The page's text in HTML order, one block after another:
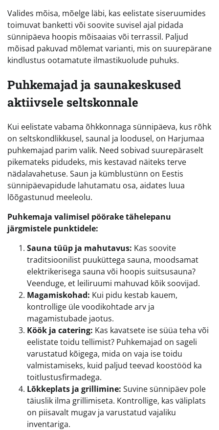
Valides mõisa, mõelge läbi, kas eelistate siseruumides
toimuvat banketti või soovite suvisel ajal pidada
sünnipäeva hoopis mõisaaias või terrassil. Paljud
mõisad pakuvad mõlemat varianti, mis on suurepärane
kindlustus ootamatute ilmastikuolude puhuks.
Puhkemajad ja saunakeskused
aktiivsele seltskonnale
Kui eelistate vabama õhkkonnaga sünnipäeva, kus rõhk
on seltskondlikkusel, saunal ja loodusel, on Harjumaa
puhkemajad parim valik. Need sobivad suurepäraselt
pikemateks pidudeks, mis kestavad näiteks terve
nädalavahetuse. Saun ja kümblustünn on Eestis
sünnipäevapidude lahutamatu osa, aidates luua
lõõgastunud meeleolu.
Puhkemaja valimisel pöörake tähelepanu
järgmistele punktidele:
Sauna tüüp ja mahutavus: Kas soovite
traditsioonilist puuküttega sauna, moodsamat
elektrikerisega sauna või hoopis suitsusauna?
Veenduge, et leiliruumi mahuvad kõik soovijad.
Magamiskohad: Kui pidu kestab kauem,
kontrollige üle voodikohtade arv ja
magamistubade jaotus.
Köök ja catering: Kas kavatsete ise süüa teha või
eelistate toidu tellimist? Puhkemajad on sageli
varustatud kõigega, mida on vaja ise toidu
valmistamiseks, kuid paljud teevad koostööd ka
toitlustusfirmadega.
Lõkkeplats ja grillimine: Suvine sünnipäev pole
täiuslik ilma grillimiseta. Kontrollige, kas väliplats
on piisavalt mugav ja varustatud vajaliku
inventariga.